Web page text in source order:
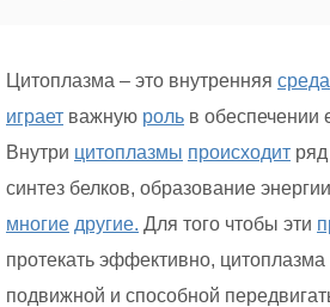
Цитоплазма – это внутренняя среда
играет важную роль в обеспечении
Внутри цитоплазмы происходит ряд
синтез белков, образование
многие другие. Для того чтобы эти
протекать эффективно,
подвижной и способной